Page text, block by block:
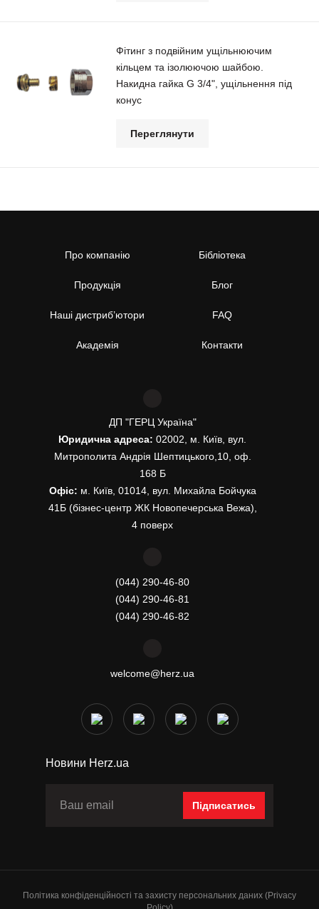
Фітинг з подвійним ущільнюючим
кільцем та ізолюючою шайбою.
Накидна гайка G 3/4", ущільнення під
конус
Переглянути
Про компанію
Продукція
Наші дистриб’ютори
Академія
Бібліотека
Блог
FAQ
Контакти
ДП "ГЕРЦ Україна"
Юридична адреса: 02002, м. Київ, вул.
Митрополита Андрія Шептицького,10, оф.
168 Б
Офіс: м. Київ, 01014, вул. Михайла Бойчука
41Б (бізнес-центр ЖК Новопечерська Вежа),
4 поверх
(044) 290-46-80
(044) 290-46-81
(044) 290-46-82
welcome@herz.ua
Новини Herz.ua
Підписатись
Політика конфіденційності та захисту персональних даних (Privacy